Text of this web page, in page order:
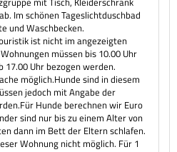
Im schönen Tageslichtduschbad
und Waschbecken.
ist nicht im angezeigten
müssen bis 10.00 Uhr
17.00 Uhr bezogen werden.
möglich.Hunde sind in diesem
jedoch mit Angabe der
Hunde berechnen wir Euro
sind nur bis zu einem Alter von
dann im Bett der Eltern schlafen.
Wohnung nicht möglich. Für 1